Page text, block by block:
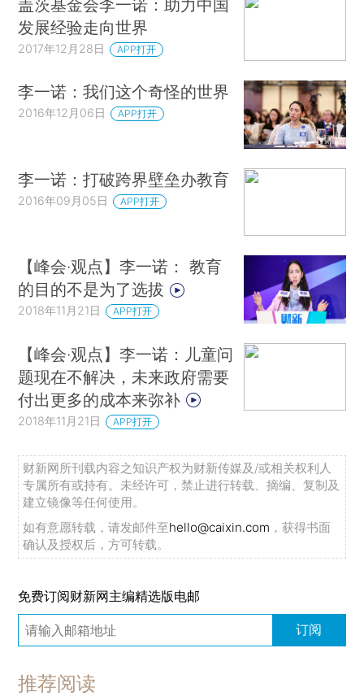
盖茨基金会李一诺：助力中国
发展经验走向世界
2017年12月28日 APP打开
李一诺：我们这个奇怪的世界
2016年12月06日 APP打开
李一诺：打破跨界壁垒办教育
2016年09月05日 APP打开
【峰会·观点】李一诺： 教育
的目的不是为了选拔
2018年11月21日 APP打开
【峰会·观点】李一诺：儿童问
题现在不解决，未来政府需要
付出更多的成本来弥补
2018年11月21日 APP打开
财新网所刊载内容之知识产权为财新传媒及/或相关权利人
专属所有或持有。未经许可，禁止进行转载、摘编、复制及
建立镜像等任何使用。
如有意愿转载，请发邮件至hello@caixin.com ，获得书面
确认及授权后，方可转载。
免费订阅财新网主编精选版电邮
订阅
推荐阅读